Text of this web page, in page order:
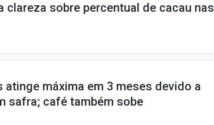
clareza sobre percentual de cacau nas
atinge máxima em 3 meses devido a
safra; café também sobe